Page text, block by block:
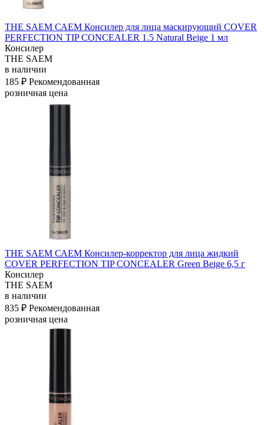
THE SAEM САЕМ Консилер для лица маскирующий COVER
PERFECTION TIP CONCEALER 1.5 Natural Beige 1 мл
Консилер
THE SAEM
в наличии
185 ₽ Рекомендованная
розничная цена
THE SAEM САЕМ Консилер-корректор для лица жидкий
COVER PERFECTION TIP CONCEALER Green Beige 6,5 г
Консилер
THE SAEM
в наличии
835 ₽ Рекомендованная
розничная цена